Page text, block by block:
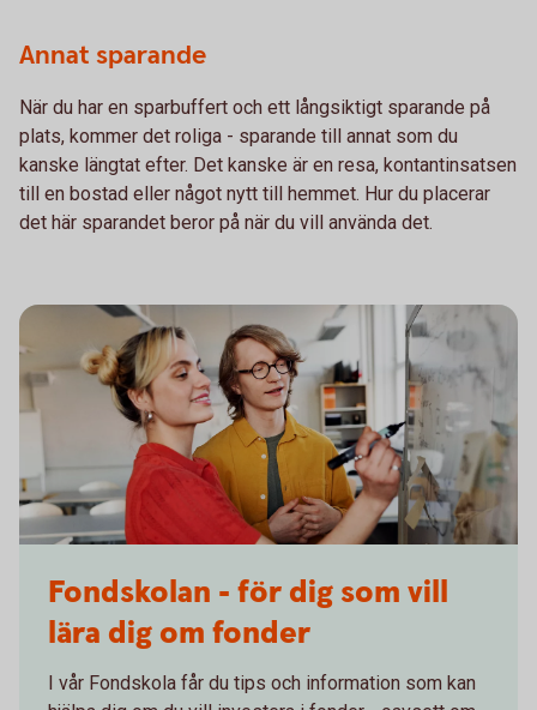
Annat sparande
När du har en sparbuffert och ett långsiktigt sparande på
plats, kommer det roliga - sparande till annat som du
kanske längtat efter. Det kanske är en resa, kontantinsatsen
till en bostad eller något nytt till hemmet. Hur du placerar
det här sparandet beror på när du vill använda det.
Fondskolan - för dig som vill
lära dig om fonder
I vår Fondskola får du tips och information som kan